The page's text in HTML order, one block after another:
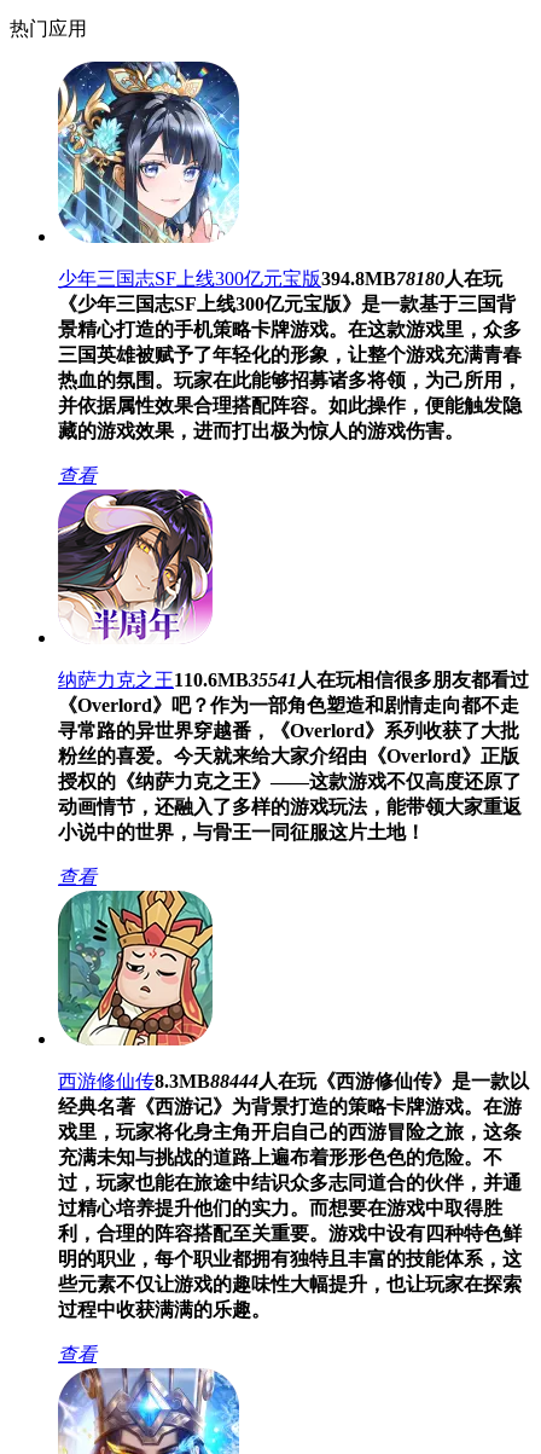
热门应用
少年三国志SF上线300亿元宝版394.8MB78180人在玩
《少年三国志SF上线300亿元宝版》是一款基于三国背
景精心打造的手机策略卡牌游戏。在这款游戏里，众多
三国英雄被赋予了年轻化的形象，让整个游戏充满青春
热血的氛围。玩家在此能够招募诸多将领，为己所用，
并依据属性效果合理搭配阵容。如此操作，便能触发隐
藏的游戏效果，进而打出极为惊人的游戏伤害。
查看
纳萨力克之王110.6MB35541 人在玩相信很多朋友都看过
《Overlord》吧？作为一部角色塑造和剧情走向都不走
寻常路的异世界穿越番，《Overlord》系列收获了大批
粉丝的喜爱。今天就来给大家介绍由《Overlord》正版
授权的《纳萨力克之王》——这款游戏不仅高度还原了
动画情节，还融入了多样的游戏玩法，能带领大家重返
小说中的世界，与骨王一同征服这片土地！
查看
西游修仙传8.3MB88444人在玩《西游修仙传》是一款以
经典名著《西游记》为背景打造的策略卡牌游戏。在游
戏里，玩家将化身主角开启自己的西游冒险之旅，这条
充满未知与挑战的道路上遍布着形形色色的危险。不
过，玩家也能在旅途中结识众多志同道合的伙伴，并通
过精心培养提升他们的实力。而想要在游戏中取得胜
利，合理的阵容搭配至关重要。游戏中设有四种特色鲜
明的职业，每个职业都拥有独特且丰富的技能体系，这
些元素不仅让游戏的趣味性大幅提升，也让玩家在探索
过程中收获满满的乐趣。
查看